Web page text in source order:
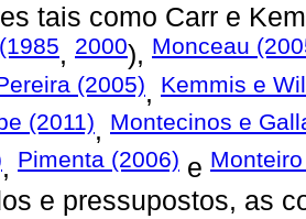
tais como Carr e
, 2000), Monceau
(2005), Kemmis e
(2011), Montecinos e
, Pimenta (2006) e
e pressupostos, as